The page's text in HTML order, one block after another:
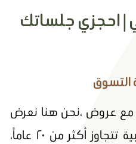
| احجزي جلساتك
التسوق
مع عروض ،نحن هنا نعرض
جلسات صُممت بخبرة طبية تتجاوز أكثر من ٢٠ عاماً،